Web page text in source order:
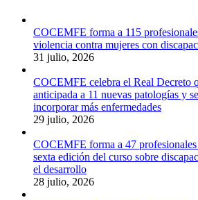
COCEMFE forma a 115
violencia contra mujeres con
31 julio, 2026
COCEMFE celebra el Real Decreto
anticipada a 11 nuevas patologías y
incorporar más enfermedades
29 julio, 2026
COCEMFE forma a 47 profesionales
sexta edición del curso sobre
el desarrollo
28 julio, 2026